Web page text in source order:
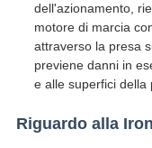
dell'azionamento,
motore di marcia
attraverso la presa
previene danni in
e alle superfici della
Riguardo alla